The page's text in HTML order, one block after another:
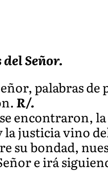
Señor.
palabras
R/.
encontraron,
justicia vino
su bondad,
e irá